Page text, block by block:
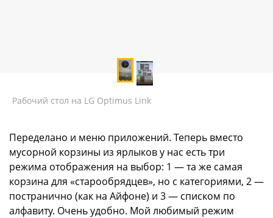
Рабочий стол на LG Optimus Link
Переделано и меню приложений. Теперь вместо
мусорной корзины из ярлыков у нас есть три
режима отображения на выбор: 1 — та же самая
корзина для «старообрядцев», но с категориями, 2 —
постранично (как на Айфоне) и 3 — списком по
алфавиту. Очень удобно. Мой любимый режим